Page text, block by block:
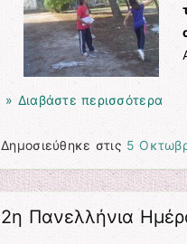
» Διαβάστε περισσότερα
Δημοσιεύθηκε στις 5
2η Πανελλήνια